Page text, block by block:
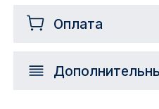
Оплата